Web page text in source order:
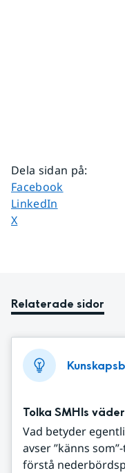
Dela sidan på:
Dela sidan på
Facebook
Dela sidan på
LinkedIn
Dela sidan på
X
Relaterade sidor
Tolka SMHIs
Vad betyder
avser ”känns
förstå